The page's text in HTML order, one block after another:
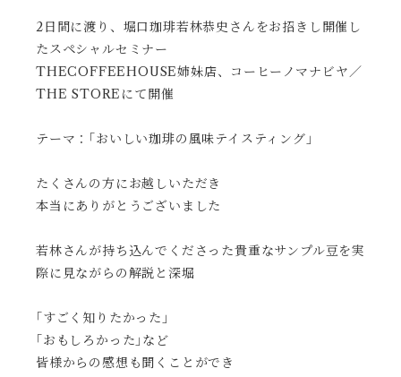
2日間に渡り、堀口珈琲若林恭史さんをお招きし開催し
たスペシャルセミナー
THECOFFEEHOUSE姉妹店、コーヒーノマナビヤ／
THE STOREにて開催
テーマ：｢おいしい珈琲の風味テイスティング｣
たくさんの方にお越しいただき
本当にありがとうございました
若林さんが持ち込んでくださった貴重なサンプル豆を実
際に見ながらの解説と深堀
｢すごく知りたかった｣
｢おもしろかった｣など
皆様からの感想も聞くことができ